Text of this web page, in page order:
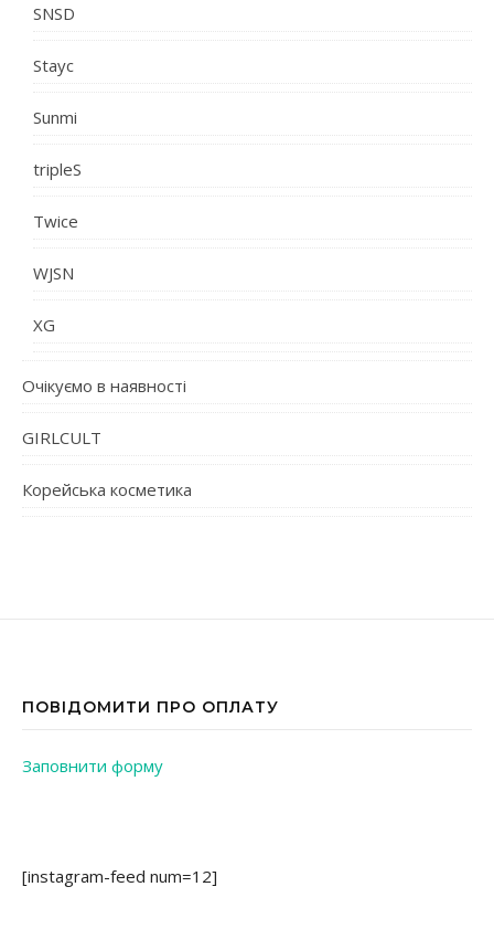
SNSD
Stayc
Sunmi
tripleS
Twice
WJSN
XG
Очікуємо в наявності
GIRLCULT
Корейська косметика
ПОВІДОМИТИ ПРО ОПЛАТУ
Заповнити форму
[instagram-feed num=12]